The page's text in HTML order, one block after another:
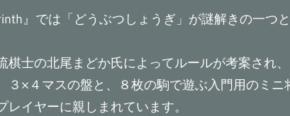
』では「どうぶつしょうぎ」が謎解きの一つ
棋士の北尾まどか氏によってルールが考案され
３×４マスの盤と、８枚の駒で遊ぶ入門用のミニ
イヤーに親しまれています。